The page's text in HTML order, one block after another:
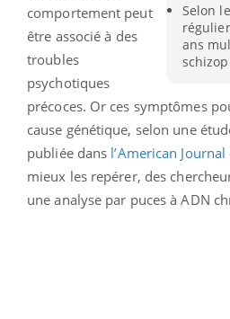
Selon
ans
comportement peut
être associé à des
troubles
psychotiques
précoces. Or ces symptômes
cause génétique, selon une
publiée dans l’American
mieux les repérer, des
une analyse par puces à ADN